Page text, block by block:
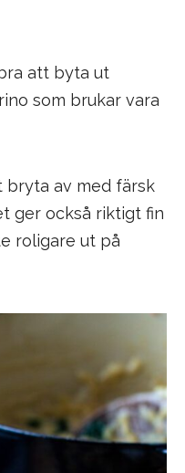
att byta ut
som brukar vara
bryta av med färsk
ger också riktigt fin
roligare ut på